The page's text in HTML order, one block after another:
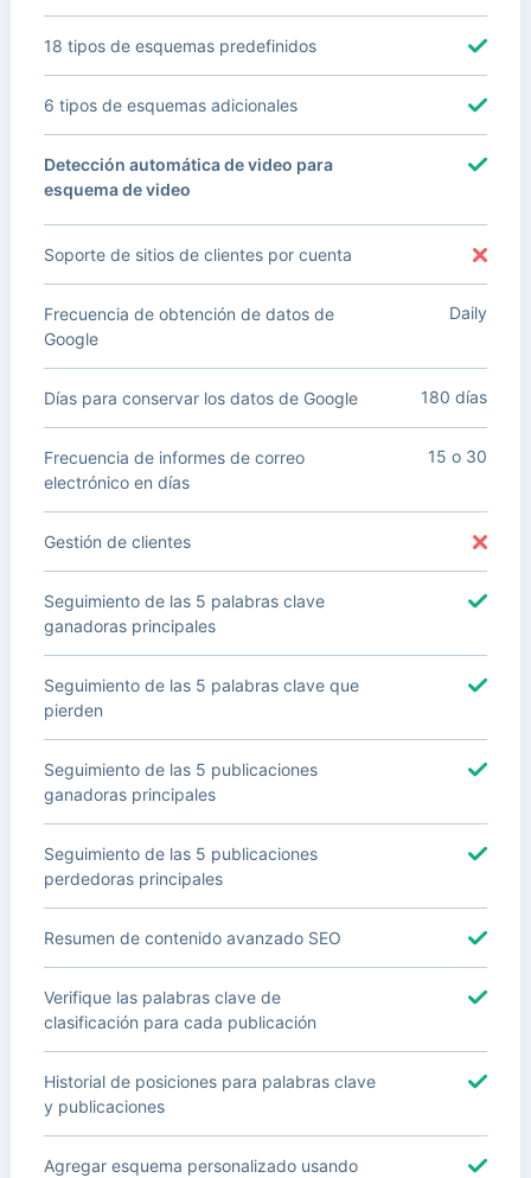
18 tipos de esquemas predefinidos
6 tipos de esquemas adicionales
Detección automática de video para
esquema de video
Soporte de sitios de clientes por cuenta
Frecuencia de obtención de datos de
Google
Daily
Días para conservar los datos de Google 180 días
Frecuencia de informes de correo
electrónico en días
15 o 30
Gestión de clientes
Seguimiento de las 5 palabras clave
ganadoras principales
Seguimiento de las 5 palabras clave que
pierden
Seguimiento de las 5 publicaciones
ganadoras principales
Seguimiento de las 5 publicaciones
perdedoras principales
Resumen de contenido avanzado SEO
Verifique las palabras clave de
clasificación para cada publicación
Historial de posiciones para palabras clave
y publicaciones
Agregar esquema personalizado usando